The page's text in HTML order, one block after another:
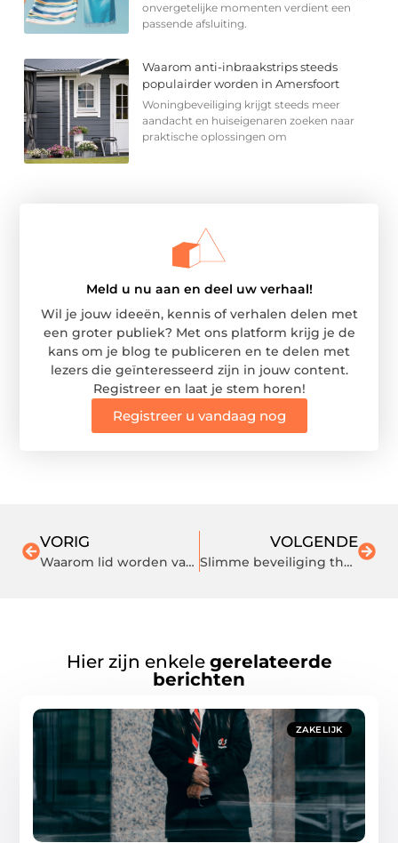
onvergetelijke momenten verdient een
passende afsluiting.
Waarom anti-inbraakstrips steeds
populairder worden in Amersfoort
Woningbeveiliging krijgt steeds meer
aandacht en huiseigenaren zoeken naar
praktische oplossingen om
Meld u nu aan en deel uw verhaal!
Wil je jouw ideeën, kennis of verhalen delen met
een groter publiek? Met ons platform krijg je de
kans om je blog te publiceren en te delen met
lezers die geïnteresseerd zijn in jouw content.
Registreer en laat je stem horen!
Registreer u vandaag nog
VORIG
Waarom lid worden van een studentenvereniging in Nederland?
VOLGENDE
Slimme beveiliging thuis met IP camera's van Onlinecamerashop.nl
Hier zijn enkele gerelateerde
berichten
ZAKELIJK